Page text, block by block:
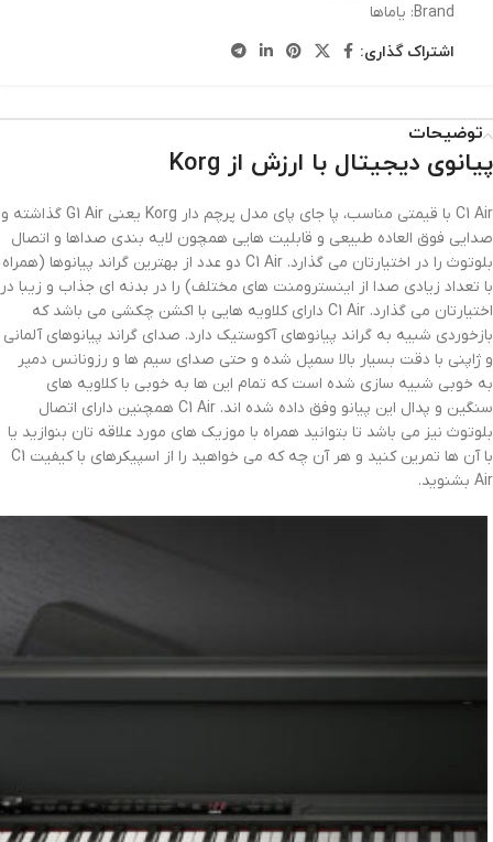
Brand: یاماها
اشتراک گذاری:
توضیحات
پیانوی دیجیتال با ارزش از Korg
C1 Air با قیمتی مناسب، پا جای پای مدل پرچم دار Korg یعنی G1 Air گذاشته و
صدایی فوق العاده طبیعی و قابلیت هایی همچون لایه بندی صداها و اتصال
بلوتوث را در اختیارتان می گذارد. C1 Air دو عدد از بهترین گراند پیانوها (همراه
با تعداد زیادی صدا از اینسترومنت های مختلف) را در بدنه ای جذاب و زیبا در
اختیارتان می گذارد. C1 Air دارای کلاویه هایی با اکشن چکشی می باشد که
بازخوردی شبیه به گراند پیانوهای آکوستیک دارد. صدای گراند پیانوهای آلمانی
و ژاپنی با دقت بسیار بالا سمپل شده و حتی صدای سیم ها و رزونانس دمپر
به خوبی شبیه سازی شده است که تمام این ها به خوبی با کلاویه های
سنگین و پدال این پیانو وفق داده شده اند. C1 Air همچنین دارای اتصال
بلوتوث نیز می باشد تا بتوانید همراه با موزیک های مورد علاقه تان بنوازید یا
با آن ها تمرین کنید و هر آن چه که می خواهید را از اسپیکرهای با کیفیت C1
Air بشنوید.